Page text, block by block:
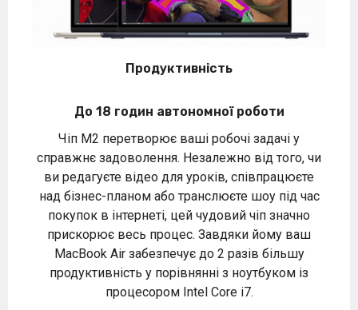
Продуктивність
До 18 годин автономної роботи
Чіп M2 перетворює ваші робочі задачі у
справжнє задоволення. Незалежно від того, чи
ви редагуєте відео для уроків, співпрацюєте
над бізнес-планом або транслюєте шоу під час
покупок в інтернеті, цей чудовий чіп значно
прискорює весь процес. Завдяки йому ваш
MacBook Air забезпечує до 2 разів більшу
продуктивність у порівнянні з ноутбуком із
процесором Intel Core i7.